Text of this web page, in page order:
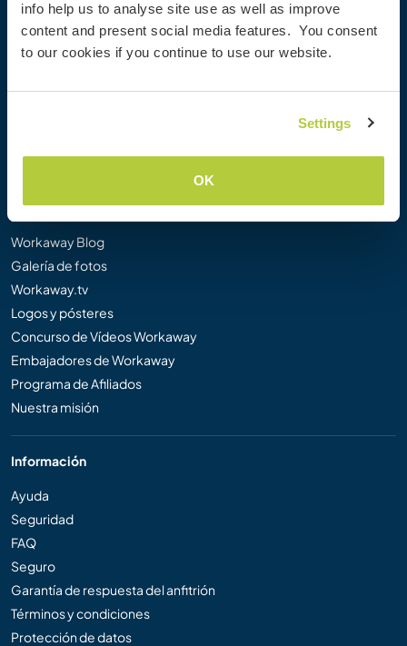
info help us to analyse site use as well as improve
content and present social media features. You consent
to our cookies if you continue to use our website.
Settings
OK
Buscar a un anfitrión
Información para anfitriones
Información para workawayers
Descuentos y Socios
Nuestra comunidad
Workaway Blog
Galería de fotos
Workaway.tv
Logos y pósteres
Concurso de Vídeos Workaway
Embajadores de Workaway
Programa de Afiliados
Nuestra misión
Información
Ayuda
Seguridad
FAQ
Seguro
Garantía de respuesta del anfitrión
Términos y condiciones
Protección de datos